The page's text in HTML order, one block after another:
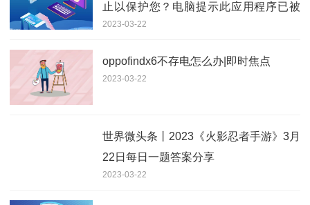
止以保护您？电脑提示此应用程序已被
阻止解决方法
2023-03-22
oppofindx6不存电怎么办|即时焦点
2023-03-22
世界微头条丨2023《火影忍者手游》3月
22日每日一题答案分享
2023-03-22